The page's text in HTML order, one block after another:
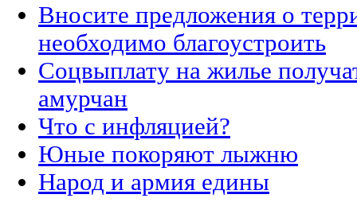
Вносите предложения о
необходимо благоустроить
Соцвыплату на жилье
амурчан
Что с инфляцией?
Юные покоряют лыжню
Народ и армия едины